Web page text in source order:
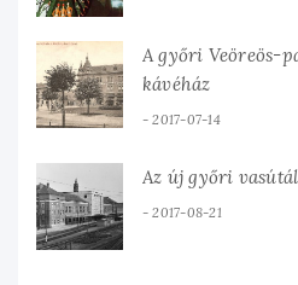
A győri Veöreös-
kávéház
2017-07-14
Az új győri
2017-08-21